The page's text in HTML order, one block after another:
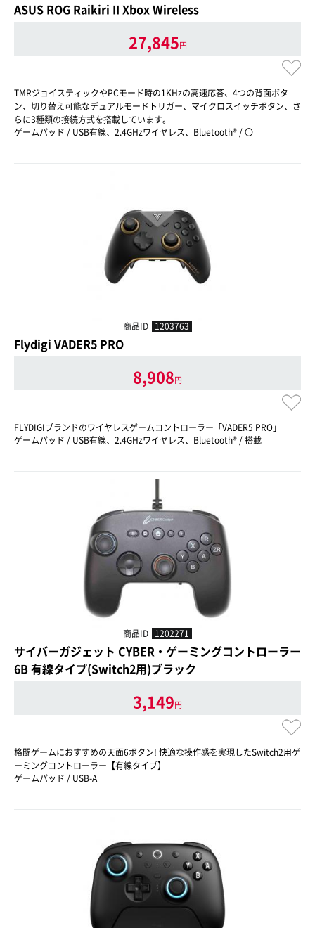
ASUS ROG Raikiri II Xbox Wireless
27,845円
TMRジョイスティックやPCモード時の1KHzの高速応答、4つの背面ボタ
ン、切り替え可能なデュアルモードトリガー、マイクロスイッチボタン、さ
らに3種類の接続方式を搭載しています。
ゲームパッド / USB有線、2.4GHzワイヤレス、Bluetooth® / 〇
商品ID 1203763
Flydigi VADER5 PRO
8,908円
FLYDIGIブランドのワイヤレスゲームコントローラー「VADER5 PRO」
ゲームパッド / USB有線、2.4GHzワイヤレス、Bluetooth® / 搭載
商品ID 1202271
サイバーガジェット CYBER・ゲーミングコントローラー
6B 有線タイプ(Switch2用)ブラック
3,149円
格闘ゲームにおすすめの天面6ボタン! 快適な操作感を実現したSwitch2用ゲ
ーミングコントローラー【有線タイプ】
ゲームパッド / USB-A